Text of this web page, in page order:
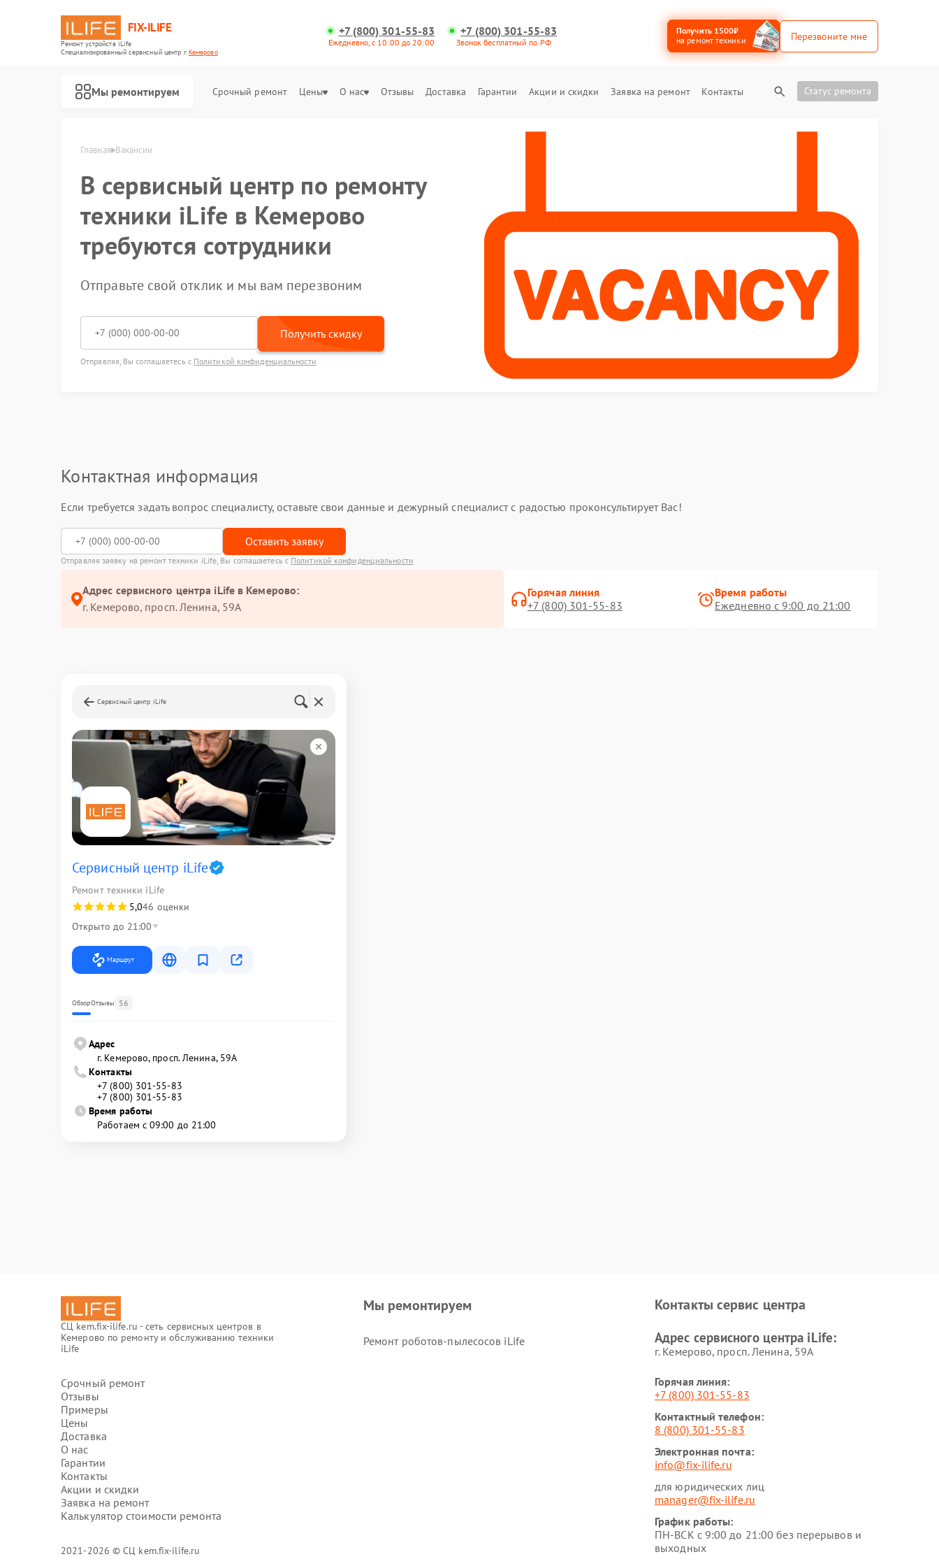
FIX-ILIFE
Ремонт устройств iLife
Специализированный cервисный центр г.Кемерово
+7 (800) 301-55-83
Ежедневно, с 10:00 до 20:00
+7 (800) 301-55-83
Звонок бесплатный по РФ
Получить 1500₽
на ремонт техники
Перезвоните мне
Мы ремонтируем Срочный ремонт Цены О нас Отзывы Доставка Гарантии Акции и скидки Заявка на ремонт Контакты Статус ремонта
Главная Вакансии
В сервисный центр по ремонту
техники iLife в Кемерово
требуются сотрудники
Отправьте свой отклик и мы вам перезвоним
Получить скидку
Отправляя, Вы соглашаетесь с Политикой конфиденциальности
Контактная информация
Если требуется задать вопрос специалисту, оставьте свои данные и дежурный специалист с радостью проконсультирует Вас!
Оставить заявку
Отправляя заявку на ремонт техники iLife, Вы соглашаетесь с Политикой конфиденциальности
Адрес сервисного центра iLife в Кемерово:
г. Кемерово, просп. Ленина, 59А
Горячая линия
+7 (800) 301-55-83
Время работы
Ежедневно с 9:00 до 21:00
Сервисный центр iLife
Сервисный центр iLife
Ремонт техники iLife
5,046 оценки
Открыто до 21:00
Маршрут
ОбзорОтзывы 56
Адрес
г. Кемерово, просп. Ленина, 59А
Контакты
+7 (800) 301-55-83
+7 (800) 301-55-83
Время работы
Работаем с 09:00 до 21:00
СЦ kem.fix-ilife.ru - сеть сервисных центров в
Кемерово по ремонту и обслуживанию техники
iLife
Срочный ремонт
Отзывы
Примеры
Цены
Доставка
О нас
Гарантии
Контакты
Акции и скидки
Заявка на ремонт
Калькулятор стоимости ремонта
2021-2026 © СЦ kem.fix-ilife.ru
Мы ремонтируем
Ремонт роботов-пылесосов iLife
Контакты сервис центра
Адрес сервисного центра iLife:
г. Кемерово, просп. Ленина, 59А
Горячая линия:
+7 (800) 301-55-83
Контактный телефон:
8 (800) 301-55-83
Электронная почта:
info@fix-ilife.ru
для юридических лиц
manager@fix-ilife.ru
График работы:
ПН-ВСК с 9:00 до 21:00 без перерывов и
выходных